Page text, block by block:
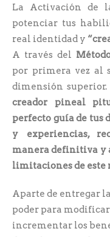
La Activación de
potenciar tus
real identidad y
A través del
por primera vez al
dimensión
creador pineal
perfecto guía de tus
y experiencias,
manera definitiva y
limitaciones de este
Aparte de entregar
poder para
incrementar los